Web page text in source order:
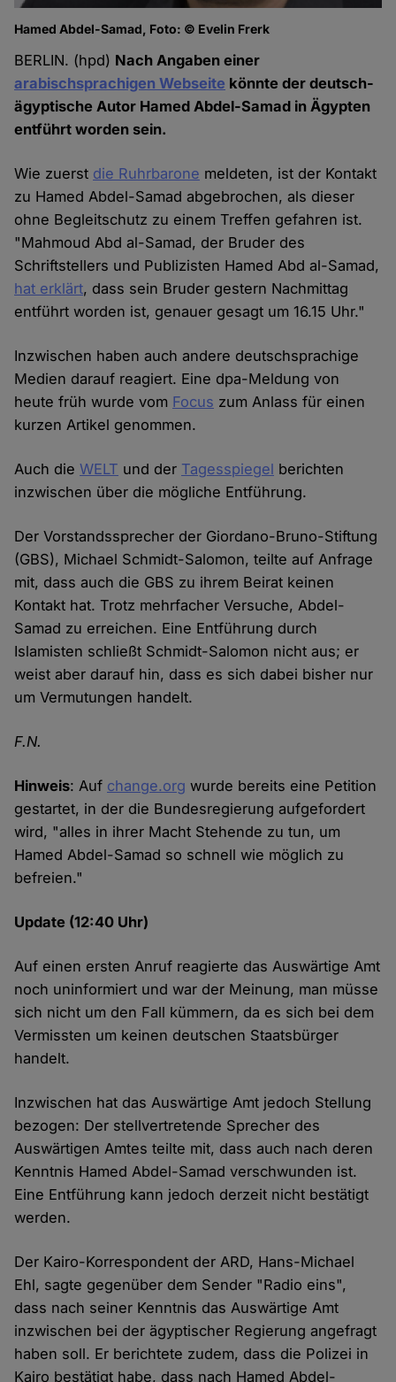
Hamed Abdel-Samad, Foto: © Evelin Frerk
BERLIN. (hpd) Nach Angaben einer
arabischsprachigen Webseite könnte der deutsch-
ägyptische Autor Hamed Abdel-Samad in Ägypten
entführt worden sein.
Wie zuerst die Ruhrbarone meldeten, ist der Kontakt
zu Hamed Abdel-Samad abgebrochen, als dieser
ohne Begleitschutz zu einem Treffen gefahren ist.
"Mahmoud Abd al-Samad, der Bruder des
Schriftstellers und Publizisten Hamed Abd al-Samad,
hat erklärt, dass sein Bruder gestern Nachmittag
entführt worden ist, genauer gesagt um 16.15 Uhr."
Inzwischen haben auch andere deutschsprachige
Medien darauf reagiert. Eine dpa-Meldung von
heute früh wurde vom Focus zum Anlass für einen
kurzen Artikel genommen.
Auch dieWELT und der Tagesspiegel berichten
inzwischen über die mögliche Entführung.
Der Vorstandssprecher der Giordano-Bruno-Stiftung
(GBS), Michael Schmidt-Salomon, teilte auf Anfrage
mit, dass auch die GBS zu ihrem Beirat keinen
Kontakt hat. Trotz mehrfacher Versuche, Abdel-
Samad zu erreichen. Eine Entführung durch
Islamisten schließt Schmidt-Salomon nicht aus; er
weist aber darauf hin, dass es sich dabei bisher nur
um Vermutungen handelt.
F.N.
Hinweis: Auf change.org wurde bereits eine Petition
gestartet, in der die Bundesregierung aufgefordert
wird, "alles in ihrer Macht Stehende zu tun, um
Hamed Abdel-Samad so schnell wie möglich zu
befreien."
Update (12:40 Uhr)
Auf einen ersten Anruf reagierte das Auswärtige Amt
noch uninformiert und war der Meinung, man müsse
sich nicht um den Fall kümmern, da es sich bei dem
Vermissten um keinen deutschen Staatsbürger
handelt.
Inzwischen hat das Auswärtige Amt jedoch Stellung
bezogen: Der stellvertretende Sprecher des
Auswärtigen Amtes teilte mit, dass auch nach deren
Kenntnis Hamed Abdel-Samad verschwunden ist.
Eine Entführung kann jedoch derzeit nicht bestätigt
werden.
Der Kairo-Korrespondent der ARD, Hans-Michael
Ehl, sagte gegenüber dem Sender "Radio eins",
dass nach seiner Kenntnis das Auswärtige Amt
inzwischen bei der ägyptischer Regierung angefragt
haben soll. Er berichtete zudem, dass die Polizei in
Kairo bestätigt habe, dass nach Hamed Abdel-